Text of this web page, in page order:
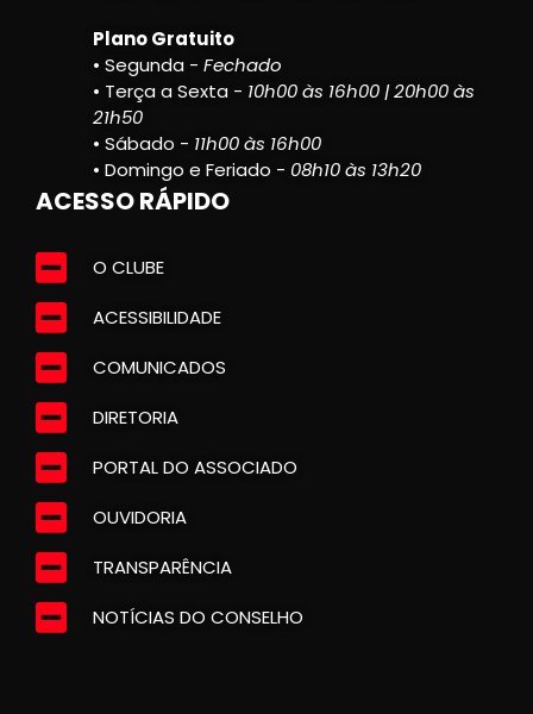
Plano Gratuito
• Segunda - Fechado
• Terça a Sexta - 10h00 às 16h00 | 20h00 às
21h50
• Sábado - 11h00 às 16h00
• Domingo e Feriado - 08h10 às 13h20
ACESSO RÁPIDO
O CLUBE
ACESSIBILIDADE
COMUNICADOS
DIRETORIA
PORTAL DO ASSOCIADO
OUVIDORIA
TRANSPARÊNCIA
NOTÍCIAS DO CONSELHO